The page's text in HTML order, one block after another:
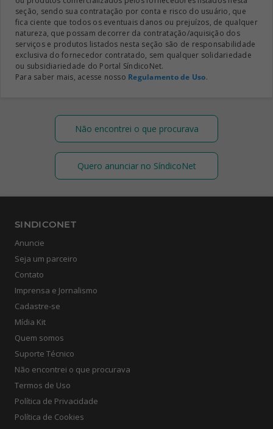
seção, sendo sua contratação por conta e risco do usuário, que
fica ciente que todos os eventuais danos ou prejuízos, de qualquer
natureza, que possam decorrer da contratação/aquisição dos
serviços e produtos listados nesta seção são de responsabilidade
exclusiva do fornecedor contratado, sem qualquer solidariedade
ou subsidiariedade do Portal SíndicoNet.
Para saber mais, acesse nosso Regulamento de Uso.
Não encontrei o que procurava
Quero anunciar no SíndicoNet
SINDICONET
Anuncie
Seja um parceiro
Contato
Imprensa e Jornalismo
Cadastre-se
Mídia Kit
Quem somos
Suporte Técnico
Não encontrei o que procurava
Termos de Uso
Política de Privacidade
Política de Cookies